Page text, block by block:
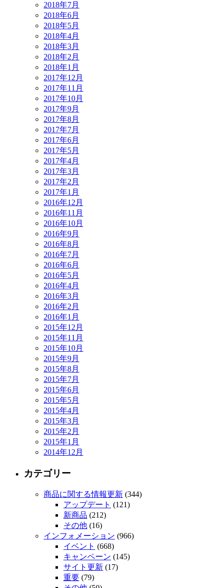
2018年7月
2018年6月
2018年5月
2018年4月
2018年3月
2018年2月
2018年1月
2017年12月
2017年11月
2017年10月
2017年9月
2017年8月
2017年7月
2017年6月
2017年5月
2017年4月
2017年3月
2017年2月
2017年1月
2016年12月
2016年11月
2016年10月
2016年9月
2016年8月
2016年7月
2016年6月
2016年5月
2016年4月
2016年3月
2016年2月
2016年1月
2015年12月
2015年11月
2015年10月
2015年9月
2015年8月
2015年7月
2015年6月
2015年5月
2015年4月
2015年3月
2015年2月
2015年1月
2014年12月
カテゴリー
商品に関する情報更新 (344)
アップデート (121)
新商品 (212)
その他 (16)
インフォメーション (966)
イベント (668)
キャンペーン (145)
サイト更新 (17)
重要 (79)